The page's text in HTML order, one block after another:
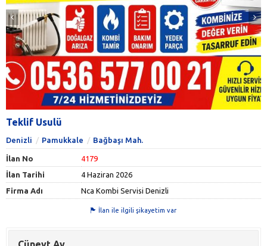
Teklif Usulü
Denizli Pamukkale Bağbaşı Mah.
İlan No
4179
İlan Tarihi
4 Haziran 2026
Firma Adı
Nca Kombi Servisi Denizli
İlan ile ilgili şikayetim var